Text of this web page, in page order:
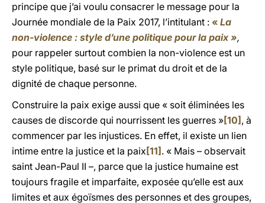
principe que j’ai voulu consacrer le message pour la
Journée mondiale de la Paix 2017, l’intitulant : « La
non-violence : style d’une politique pour la paix »,
pour rappeler surtout combien la non-violence est un
style politique, basé sur le primat du droit et de la
dignité de chaque personne.
Construire la paix exige aussi que « soit éliminées les
causes de discorde qui nourrissent les guerres »[10] , à
commencer par les injustices. En effet, il existe un lien
intime entre la justice et la paix [11] . « Mais – observait
saint Jean-Paul II –, parce que la justice humaine est
toujours fragile et imparfaite, exposée qu’elle est aux
limites et aux égoïsmes des personnes et des groupes,